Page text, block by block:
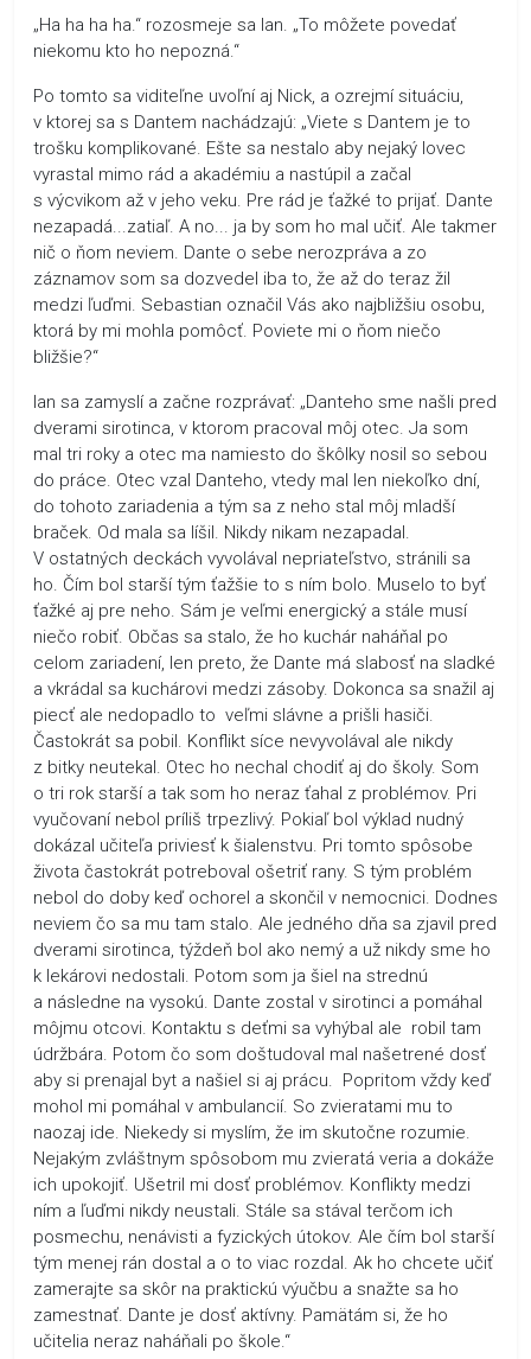
„Ha ha ha ha.“ rozosmeje sa Ian. „To môžete povedať
niekomu kto ho nepozná.“
Po tomto sa viditeľne uvoľní aj Nick, a ozrejmí situáciu,
v ktorej sa s Dantem nachádzajú: „Viete s Dantem je to
trošku komplikované. Ešte sa nestalo aby nejaký lovec
vyrastal mimo rád a akadémiu a nastúpil a začal
s výcvikom až v jeho veku. Pre rád je ťažké to prijať. Dante
nezapadá...zatiaľ. A no... ja by som ho mal učiť. Ale takmer
nič o ňom neviem. Dante o sebe nerozpráva a zo
záznamov som sa dozvedel iba to, že až do teraz žil
medzi ľuďmi. Sebastian označil Vás ako najbližšiu osobu,
ktorá by mi mohla pomôcť. Poviete mi o ňom niečo
bližšie?“
Ian sa zamyslí a začne rozprávať: „Danteho sme našli pred
dverami sirotinca, v ktorom pracoval môj otec. Ja som
mal tri roky a otec ma namiesto do škôlky nosil so sebou
do práce. Otec vzal Danteho, vtedy mal len niekoľko dní,
do tohoto zariadenia a tým sa z neho stal môj mladší
braček. Od mala sa líšil. Nikdy nikam nezapadal.
V ostatných deckách vyvolával nepriateľstvo, stránili sa
ho. Čím bol starší tým ťažšie to s ním bolo. Muselo to byť
ťažké aj pre neho. Sám je veľmi energický a stále musí
niečo robiť. Občas sa stalo, že ho kuchár naháňal po
celom zariadení, len preto, že Dante má slabosť na sladké
a vkrádal sa kuchárovi medzi zásoby. Dokonca sa snažil aj
piecť ale nedopadlo to veľmi slávne a prišli hasiči.
Častokrát sa pobil. Konflikt síce nevyvolával ale nikdy
z bitky neutekal. Otec ho nechal chodiť aj do školy. Som
o tri rok starší a tak som ho neraz ťahal z problémov. Pri
vyučovaní nebol príliš trpezlivý. Pokiaľ bol výklad nudný
dokázal učiteľa priviesť k šialenstvu. Pri tomto spôsobe
života častokrát potreboval ošetriť rany. S tým problém
nebol do doby keď ochorel a skončil v nemocnici. Dodnes
neviem čo sa mu tam stalo. Ale jedného dňa sa zjavil pred
dverami sirotinca, týždeň bol ako nemý a už nikdy sme ho
k lekárovi nedostali. Potom som ja šiel na strednú
a následne na vysokú. Dante zostal v sirotinci a pomáhal
môjmu otcovi. Kontaktu s deťmi sa vyhýbal ale robil tam
údržbára. Potom čo som doštudoval mal našetrené dosť
aby si prenajal byt a našiel si aj prácu. Popritom vždy keď
mohol mi pomáhal v ambulancií. So zvieratami mu to
naozaj ide. Niekedy si myslím, že im skutočne rozumie.
Nejakým zvláštnym spôsobom mu zvieratá veria a dokáže
ich upokojiť. Ušetril mi dosť problémov. Konflikty medzi
ním a ľuďmi nikdy neustali. Stále sa stával terčom ich
posmechu, nenávisti a fyzických útokov. Ale čím bol starší
tým menej rán dostal a o to viac rozdal. Ak ho chcete učiť
zamerajte sa skôr na praktickú výučbu a snažte sa ho
zamestnať. Dante je dosť aktívny. Pamätám si, že ho
učitelia neraz naháňali po škole.“